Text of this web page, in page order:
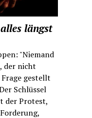
längst
"Niemand
der nicht
gestellt
Schlüssel
der Protest,